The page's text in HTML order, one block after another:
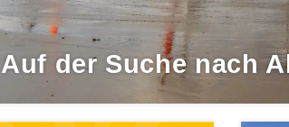
Auf der Suche nach